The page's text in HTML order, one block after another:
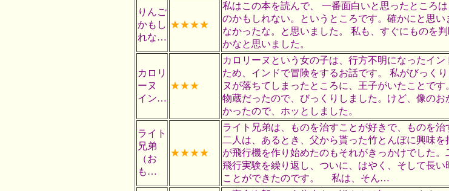
りんご
かもし
れな…
★★★★
私はこの本を読んで、 一番面白いと思ったところ
のかもしれない。というところです。確かにと思い
なかったな。と思いました。 私も、すぐにものを
かなと思いました。
カロリ
ーヌ
イン…
★★★
カロリーヌという女の子は、行方不明になったイ
ため、インドで冒険をするお話です。 私がびっく
ヌが落ちてしまったところに、王子がいたことで
物蔵だったので、びっくりしました。けど、像のお
かったので、ホッとしました。
ライト
兄弟
（お
も…
★★★★
ライト兄弟は、ものを治すことが好きで、ものを治
二人は、あるとき、父から貰った竹とんぼに興味を
が飛行機を作り始めたのもそれがきっかけでした。
飛行実験を繰り返し、ついに、はやく、そして長い
ことができたのです。 私は、そん…